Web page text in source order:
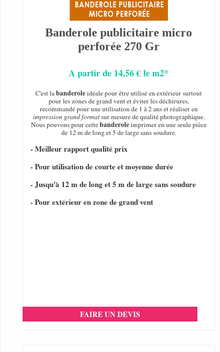
Banderole publicitaire micro
perforée 270 Gr
A partir de 14,56 € le m2*
C'est labanderoleidéale pour être utilisé en extérieur surtout
pour les zones de grand vent et éviter les déchirures,
recommandé pour une utilisation de 1 à 2 ans et réaliser en
impression grand formatsur mesure de qualité photographique.
Nous pouvons pour cettebanderoleimprimer en une seule pièce
de 12 m de long et 5 de large sans soudure.
- Meilleur rapport qualité prix
- Pour utilisation de courte et moyenne durée
- Jusqu'à 12 m de long et 5 m de large sans soudure
- Pour extérieur en zone de grand vent
FAIRE UN DEVIS